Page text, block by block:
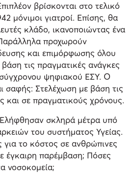
βρίσκονται στο τελικό
μόνιμοι γιατροί. Επίσης, θα
κλάδο, ικανοποιώντας ένα
προχωρούν
και επιμόρφωσης όλου
τις πραγματικές ανάγκες
ψηφιακού ΕΣΥ. Ο
σαφής: Στελέχωση με βάση τις
και σε πραγματικούς χρόνους.
σκληρά μέτρα υπό
του συστήματος Υγείας.
για το κόστος σε ανθρώπινες
έγκαιρη παρέμβαση; Πόσες
νοσοκομεία;